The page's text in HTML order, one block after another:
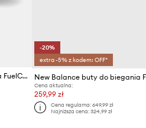
New Balance buty do biegania FuelCell Propel v5
-20%
extra -5% z kodem: OFF*
Cena aktualna:
259,99 zł
Cena regularna: 649,99 zł
Najniższa cena: 324,99 zł